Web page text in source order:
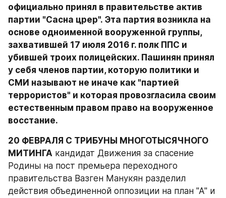
официально принял в правительстве актив
партии "Сасна црер". Эта партия возникла на
основе одноименной вооруженной группы,
захватившей 17 июля 2016 г. полк ППС и
убившей троих полицейских. Пашинян принял
у себя членов партии, которую политики и
СМИ называют не иначе как "партией
террористов" и которая провозгласила своим
естественным правом право на вооруженное
восстание.
20 ФЕВРАЛЯ С ТРИБУНЫ МНОГОТЫСЯЧНОГО
МИТИНГА кандидат Движения за спасение
Родины на пост премьера переходного
правительства Вазген Манукян разделил
действия объединенной оппозиции на план "А" и